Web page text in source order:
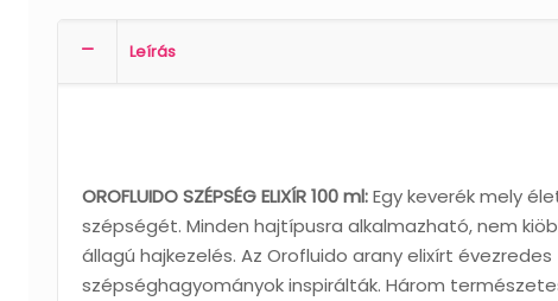
Leírás
OROFLUIDO SZÉPSÉG ELIXÍR 100 ml:Egy keverék mely
szépségét. Minden hajtípusra alkalmazható, nem
állagú hajkezelés. Az Orofluido arany elixírt évezredes
szépséghagyományok inspirálták. Három